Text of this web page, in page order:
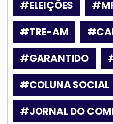
#ELEIÇÕES
#TRE-AM
#GARANTIDO
#COLUNA SOCIAL
#JORNAL DO